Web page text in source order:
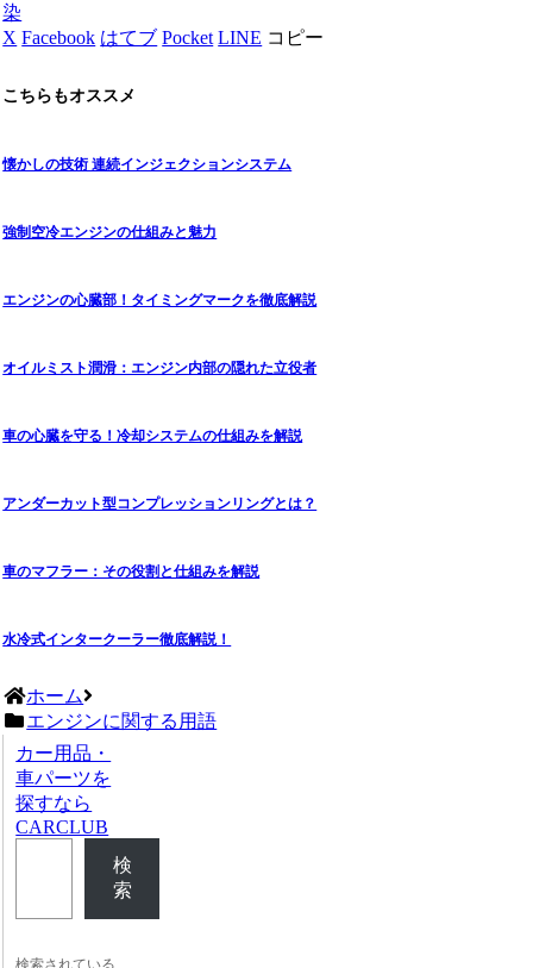
染
X Facebook はてブ Pocket LINE コピー
こちらもオススメ
懐かしの技術 連続インジェクションシステム
強制空冷エンジンの仕組みと魅力
エンジンの心臓部！タイミングマークを徹底解説
オイルミスト潤滑：エンジン内部の隠れた立役者
車の心臓を守る！冷却システムの仕組みを解説
アンダーカット型コンプレッションリングとは？
車のマフラー：その役割と仕組みを解説
水冷式インタークーラー徹底解説！
ホーム
エンジンに関する用語
カー用品・
車パーツを
探すなら
CARCLUB
検
索